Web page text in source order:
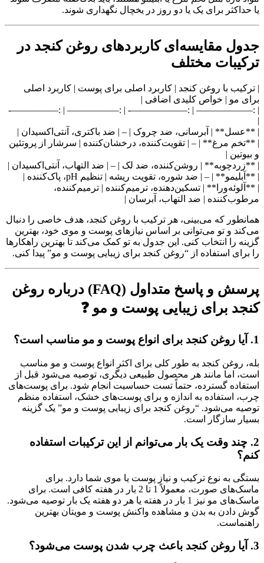
یا حداکثر برای یک یا دو روز در یخچال نگهداری شوند.
جدول مقایسه‌ای کاربردهای روغن کنجد در
ترکیبات مختلف
| ترکیب با روغن کنجد | کاربرد اصلی برای پوست | کاربرد اصلی
برای مو | خواص کلیدی اضافی |
| :—————— | :——————- | :—————– | :—————-
|
| **عسل** | آبرسانی، ضد چروک | – | ضد باکتری، آنتی‌اکسیدان |
| **تخم مرغ** | – | تقویت‌کننده، درخشان‌کننده | سرشار از پروتئین
و بیوتین |
| **زردچوبه** | روشن‌کننده، ضد لک | – | ضد التهاب، آنتی‌اکسیدان |
| **آبلیمو** | – | ضد شوره، تقویت ریشه | تنظیم pH، پاک‌کننده |
| **آلوئه‌ورا** | تسکین‌دهنده، ترمیم‌کننده | ترمیم‌کننده،
مرطوب‌کننده | ضد التهاب، آبرسان |
همانطور که می‌بینی، هر ترکیب با روغن کنجد، هدف خاصی را دنبال
می‌کند و تو می‌توانی بر اساس نیازهای پوست و موی خود، بهترین
گزینه را انتخاب کنی. این جدول به تو کمک می‌کند تا بهترین راهکارها
را برای استفاده از “روغن کنجد برای زیبایی پوست و مو” پیدا کنی.
پرسش و پاسخ متداول (FAQ) درباره روغن
کنجد برای زیبایی پوست و مو ❓
1. آیا روغن کنجد برای انواع پوست و مو مناسب است؟
بله، روغن کنجد به طور کلی برای اکثر انواع پوست و مو مناسب
است، اما مانند هر محصول طبیعی دیگری، توصیه می‌شود قبل از
استفاده گسترده، حتماً تست حساسیت انجام شود. برای پوست‌های
چرب، استفاده به اندازه و برای پوست‌های خشک، استفاده منظم
توصیه می‌شود. “روغن کنجد برای زیبایی پوست و مو” یک گزینه
بسیار سازگار است.
2. چند وقت یک بار می‌توانم از این ترکیبات استفاده
کنم؟
بستگی به نوع ترکیب و نیاز پوست یا موی شما دارد. برای
ماسک‌های صورت، معمولاً 1 تا 2 بار در هفته کافی است. برای
ماسک‌های مو نیز 1 بار در هفته یا هر دو هفته یک بار توصیه می‌شود.
گوش دادن به بدن و مشاهده واکنش پوست و مویتان بهترین
راهنماست.
3. آیا روغن کنجد باعث چرب شدن پوست می‌شود؟